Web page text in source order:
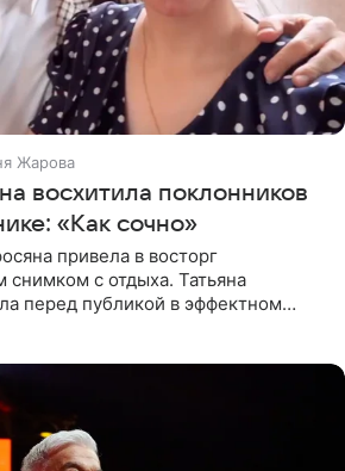
Жарова
восхитила поклонников
«Как сочно»
привела в восторг
снимком с отдыха. Татьяна
перед публикой в эффектном